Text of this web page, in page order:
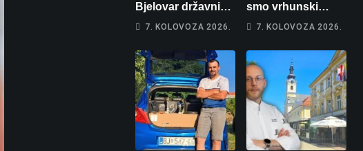
Bjelovar državni
prvaci u 3×3
Končar je
prvakinja Hrvatske
u stolnom tenisu!
7. KOLOVOZA 2026.
smo vrhunski
apartman za
more, tri spavaće
sobe i terasa koja
osvaja
7. KOLOVOZA 2026.